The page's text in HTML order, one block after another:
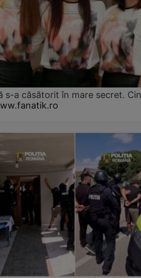
s-a căsătorit în mare secret.